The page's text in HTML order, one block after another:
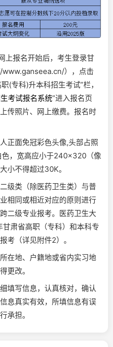
上报名开始后，考生登录甘
），点击
(专科)升本科招生考试”栏，
考试报名系统”进入报名页
传照片、网上缴费。报名时
正面免冠彩色头像,头部占照
，宽高应小于240×320（像
小不得超过30K。
级类（除医药卫生类）与普
相同或相近对应的原则进行
二级专业报考。医药卫生大
肃省高职（专科）和本科专
考（详见附件2）。
在地、户籍地或省内实习地
更改。
填写信息，认真核对，确认
息真实有效，所填信息有误
承担。